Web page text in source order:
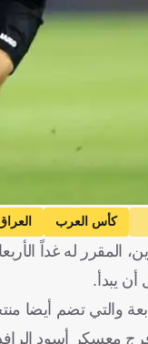
كأس العرب
المقرر له غداً
يبدأ.
والتي تضم أيضا
معسكر أسود